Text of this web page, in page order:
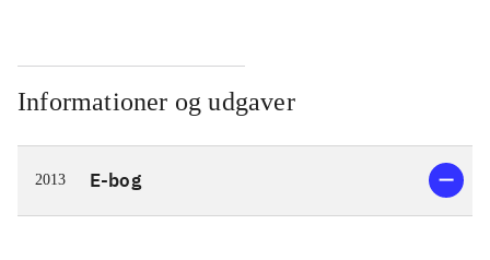
Informationer og udgaver
2013 E-bog